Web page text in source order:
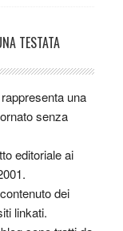
TESTATA
una
senza
editoriale ai
dei
linkati.